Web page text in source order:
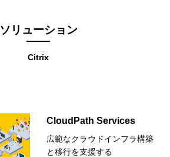
Citrix
ソリューション
CloudPath Services
広範なクラウドインフラ構築
と移行を支援する